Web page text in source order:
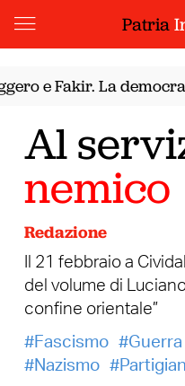
Patria
e Fakir. La
Al
nemico
Redazione
Il 21 febbraio a
del volume di
confine orientale”
Fascismo
Guerra
Nazismo